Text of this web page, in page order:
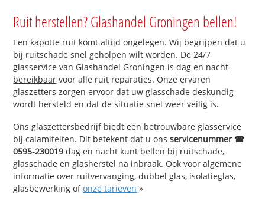
Ruit herstellen? Glashandel Groningen bellen!
Een kapotte ruit komt altijd ongelegen. Wij begrijpen dat u
bij ruitschade snel geholpen wilt worden. De 24/7
glasservice van Glashandel Groningen isdag en nacht
bereikbaar voor alle ruit reparaties. Onze ervaren
glaszetters zorgen ervoor dat uw glasschade deskundig
wordt hersteld en dat de situatie snel weer veilig is.
Ons glaszettersbedrijf biedt een betrouwbare glasservice
bij calamiteiten. Dit betekent dat u onsservicenummer ☎
0595-230019 dag en nacht kunt bellen bij ruitschade,
glasschade en glasherstel na inbraak. Ook voor algemene
informatie over ruitvervanging, dubbel glas, isolatieglas,
glasbewerking ofonze tarieven »